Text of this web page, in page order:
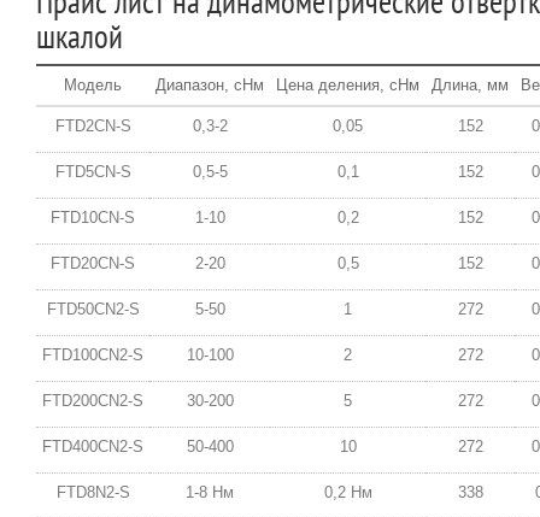
шкалой
Модель Диапазон, сНм Цена деления, сНм Длина, мм
FTD2CN-S 0,3-2 0,05 152
FTD5CN-S 0,5-5 0,1 152
FTD10CN-S 1-10 0,2 152
FTD20CN-S 2-20 0,5 152
FTD50CN2-S 5-50 1 272
FTD100CN2-S 10-100 2 272
FTD200CN2-S 30-200 5 272
FTD400CN2-S 50-400 10 272
FTD8N2-S 1-8 Нм 0,2 Нм 338